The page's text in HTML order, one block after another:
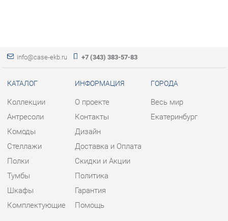
КАТАЛОГ
Коллекции
Комоды
Стеллажи
Полки
Тумбы
Шкафы
Комплектующие
ИНФОРМАЦИЯ
О проекте
Дизайн
Доставка и Оплата
Скидки и Акции
Политика
Гарантия
Помощь
Весь мир
КОНТАКТЫ